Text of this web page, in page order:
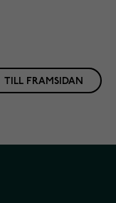
TILL FRAMSIDAN